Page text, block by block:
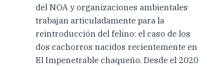
del NOA y organizaciones ambientales
trabajan articuladamente para la
reintroducción del felino: el caso de los
dos cachorros nacidos recientemente en
El Impenetrable chaqueño. Desde el 2020